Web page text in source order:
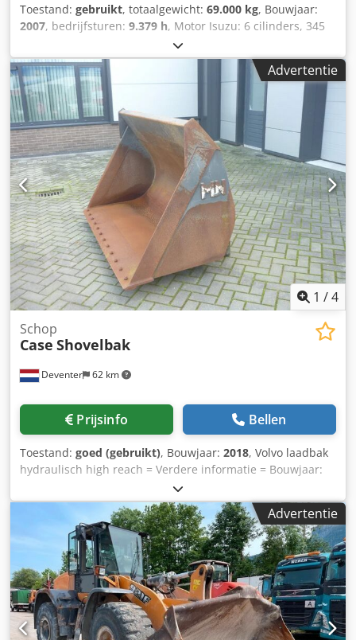
Toestand: gebruikt, totaalgewicht: 69.000 kg, Bouwjaar:
2007, bedrijfsturen: 9.379 h, Motor Isuzu: 6 cilinders, 345
kW – AH-6WG1X – EPA en CE Giek 6,58 m Stel 3 m
Bodemplaten 650 mm Alle hydrauliekslangen
(hamer/grijper en rotatie) Hydraulische snelwissel: OIL
Quick OQ90 of Lehnhoff HS80 Dieplepel – 4,55 m³ SAE
Transportgewicht 69 ton Chjdpfxjul U H Tj Acasa
Transportbreedte 3,93 m Werkbreedte (4,14 m met
opstappen) Transporthoogte 4,37 m Machine is in onze
werkplaats gereviseerd en gerepareerd Rapport op
aanvraag Grote onderhoudsbeurt uitgevoerd: alle oliën en
filters, inclusief 650 liter hydrauliekolie CASE Duitsland
maart 2026: De motor heeft 6 nieuwe injectoren (factuur
op aanvraag)
Advertentie
1 /4
Deventer 62 km
Schop
Case Shovelbak
Prijsinfo Bellen
Toestand: goed (gebruikt), Bouwjaar: 2018, Volvo laadbak
hydraulisch high reach = Verdere informatie = Bouwjaar:
2018 Toepasselijk voor: Bouwmachines Snelwisselsysteem:
Ja Technische staat: goed Optische staat: goed Neem
contact op met Gerrit Haverhoek voor meer informatie.
Chodpfewwtg Ssx Acaea
Advertentie